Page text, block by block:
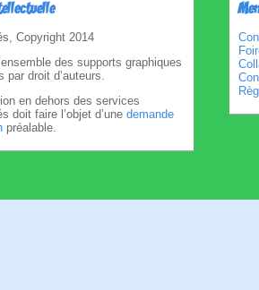
Copyright 2014
des supports graphiques
par droit d’auteurs.
en dehors des services
doit faire l’objet d’une demande
préalable.